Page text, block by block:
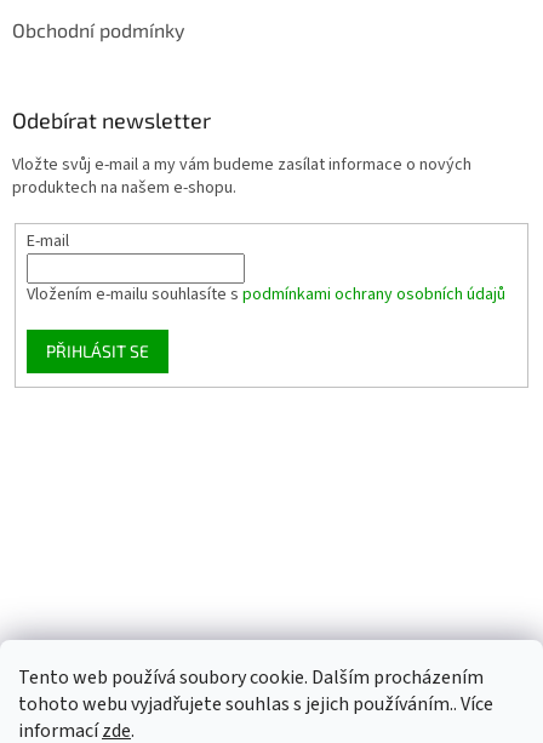
Tento web používá soubory cookie. Dalším procházením
tohoto webu vyjadřujete souhlas s jejich používáním.. Více
informacízde.
Obchodní podmínky
Odebírat newsletter
Vložte svůj e-mail a my vám budeme zasílat informace o nových
produktech na našem e-shopu.
E-mail
Vložením e-mailu souhlasíte s podmínkami ochrany osobních údajů
PŘIHLÁSIT SE